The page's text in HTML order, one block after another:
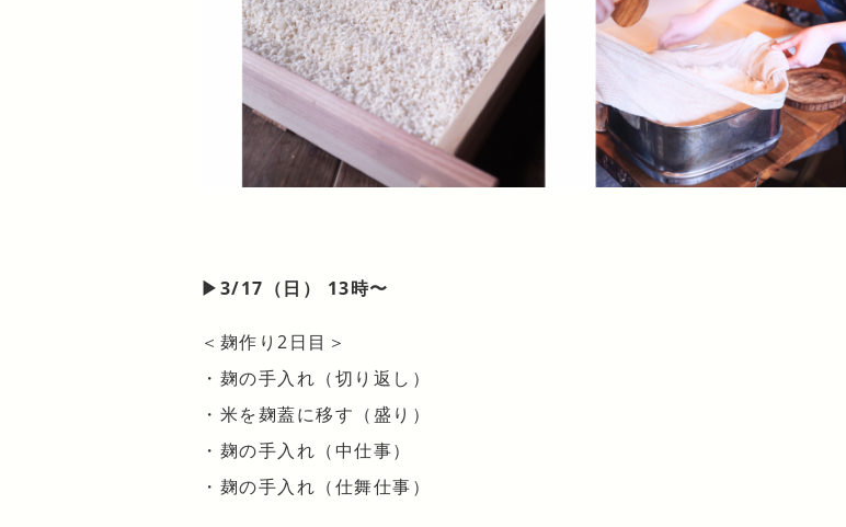
▶︎3/17（日） 13時〜
＜麹作り2日目＞
・麹の手入れ（切り返し）
・米を麹蓋に移す（盛り）
・麹の手入れ（中仕事）
・麹の手入れ（仕舞仕事）